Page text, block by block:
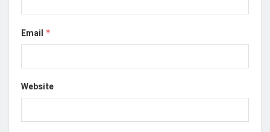
Email *
Website